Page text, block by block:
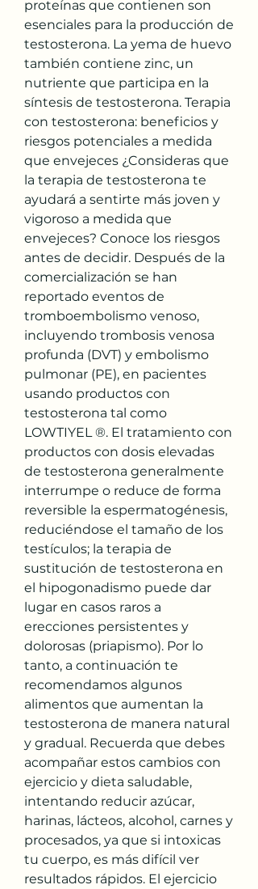
proteínas que contienen son
esenciales para la producción de
testosterona. La yema de huevo
también contiene zinc, un
nutriente que participa en la
síntesis de testosterona. Terapia
con testosterona: beneficios y
riesgos potenciales a medida
que envejeces ¿Consideras que
la terapia de testosterona te
ayudará a sentirte más joven y
vigoroso a medida que
envejeces? Conoce los riesgos
antes de decidir. Después de la
comercialización se han
reportado eventos de
tromboembolismo venoso,
incluyendo trombosis venosa
profunda (DVT) y embolismo
pulmonar (PE), en pacientes
usando productos con
testosterona tal como
LOWTIYEL ®. El tratamiento con
productos con dosis elevadas
de testosterona generalmente
interrumpe o reduce de forma
reversible la espermatogénesis,
reduciéndose el tamaño de los
testículos; la terapia de
sustitución de testosterona en
el hipogonadismo puede dar
lugar en casos raros a
erecciones persistentes y
dolorosas (priapismo). Por lo
tanto, a continuación te
recomendamos algunos
alimentos que aumentan la
testosterona de manera natural
y gradual. Recuerda que debes
acompañar estos cambios con
ejercicio y dieta saludable,
intentando reducir azúcar,
harinas, lácteos, alcohol, carnes y
procesados, ya que si intoxicas
tu cuerpo, es más difícil ver
resultados rápidos. El ejercicio